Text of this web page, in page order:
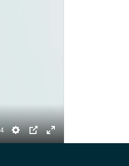
Settings
PIP Enter